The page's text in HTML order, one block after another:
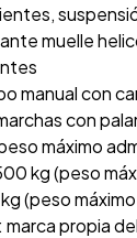
muelle
manual con
con
máximo
kg (peso
(peso
marca propia